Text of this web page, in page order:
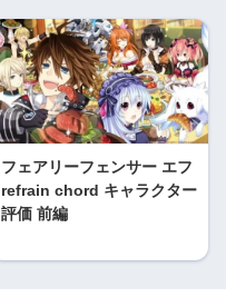
フェアリーフェンサー エフ
refrain chord キャラクター
評価 前編